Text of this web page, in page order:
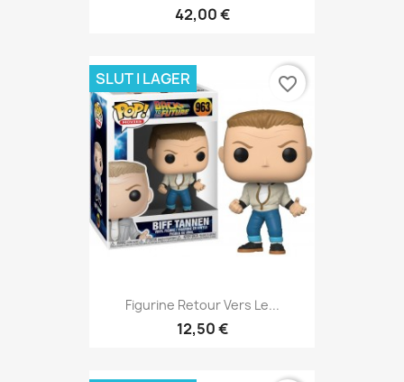
42,00 €
Figurine Retour Vers Le...
12,50 €
SLUT I LAGER favorite_border